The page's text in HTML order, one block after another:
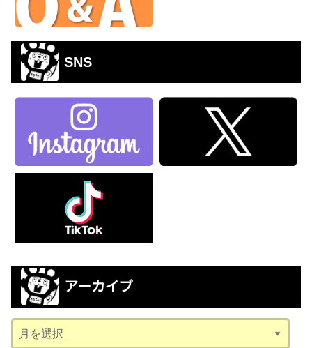
SNS
アーカイブ